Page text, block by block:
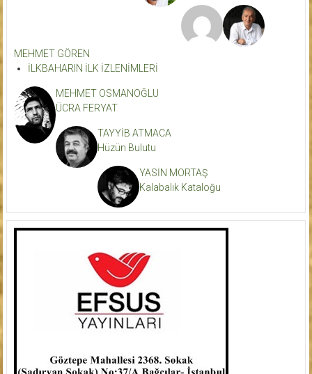
MEHMET GÖREN
İLKBAHARIN İLK İZLENİMLERİ
MEHMET OSMANOĞLU
ÜCRA FERYAT
TAYYİB ATMACA
Hüzün Bulutu
YASİN MORTAŞ
Kalabalık Kataloğu